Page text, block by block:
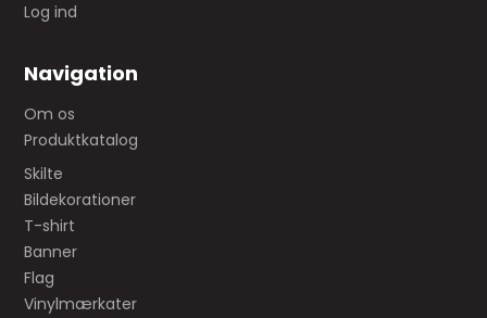
Log ind
Navigation
Om os
Produktkatalog
Skilte
Bildekorationer
T-shirt
Banner
Flag
Vinylmærkater